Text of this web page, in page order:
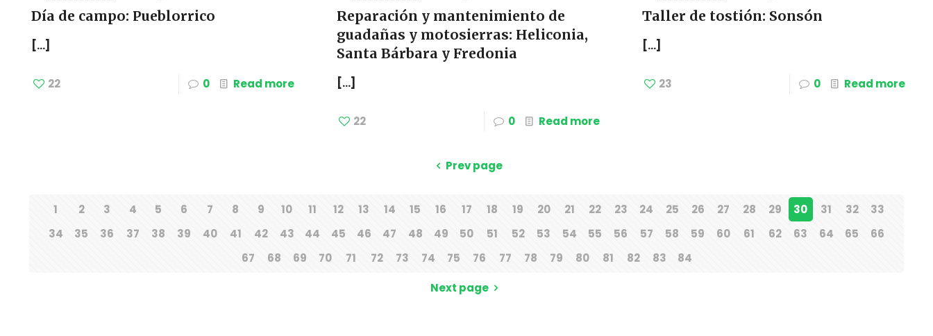
Día de campo: Pueblorrico
[…]
22 0 Read more
Reparación y mantenimiento de
guadañas y motosierras: Heliconia,
Santa Bárbara y Fredonia
[…]
22 0 Read more
Taller de tostión: Sonsón
[…]
23 0 Read more
Prev page
1 2 3 4 5 6 7 8 9 10 11 12 13 14 15 16 17 18 19 20 21 22 23 24 25 26 27 28 29 30 31 32
33
34
35 36 37 38 39 40 41 42 43 44 45 46 47 48 49 50 51 52 53 54 55 56 57 58 59 60 61 62 63 64 65
66
67
68 69 70 71 72 73 74 75 76 77 78 79 80 81 82 83 84
Next page